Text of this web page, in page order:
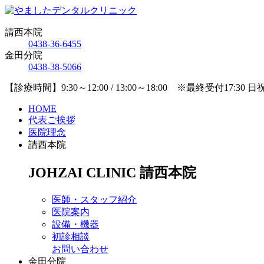
請西本院
0438-36-6455
金田分院
0438-38-5066
【診療時間】9:30～12:00 / 13:00～18:00 ※最終受付17:30 日
HOME
代表ご挨拶
医院理念
請西本院
JOHZAI CLINIC 請西本院
医師・スタッフ紹介
医院案内
設備・機器
初診相談
お問い合わせ
金田分院